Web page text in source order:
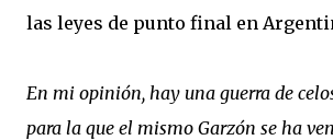
las leyes de punto final en
En mi opinión, hay una guerra de
para la que el mismo Garzón se ha